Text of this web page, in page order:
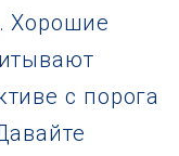
Хорошие
с порога